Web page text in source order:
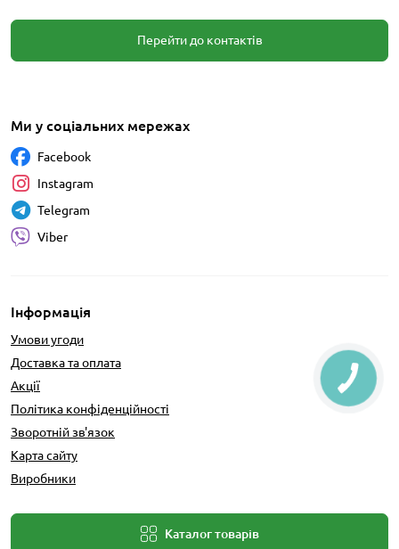
Перейти до контактів
Інформація
Умови угоди
Доставка та оплата
Акції
Політика конфіденційності
Зворотній зв'язок
Карта сайту
Виробники
Каталог товарів
Ми у соціальних мережах
Facebook
Instagram
Telegram
Viber